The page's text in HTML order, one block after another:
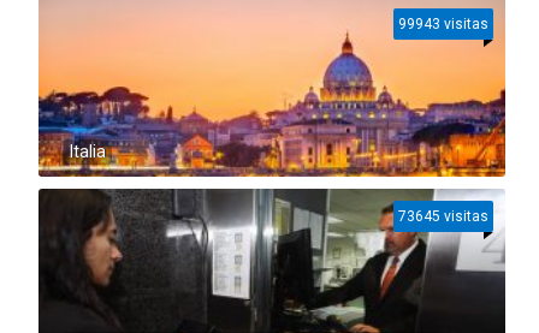
Italia
99943 visitas
73645 visitas